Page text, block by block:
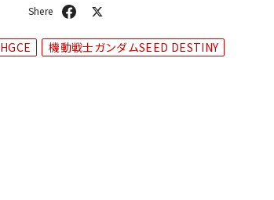
シ
ア
ト
HGCE 機動戦士ガンダムSEED DESTINY